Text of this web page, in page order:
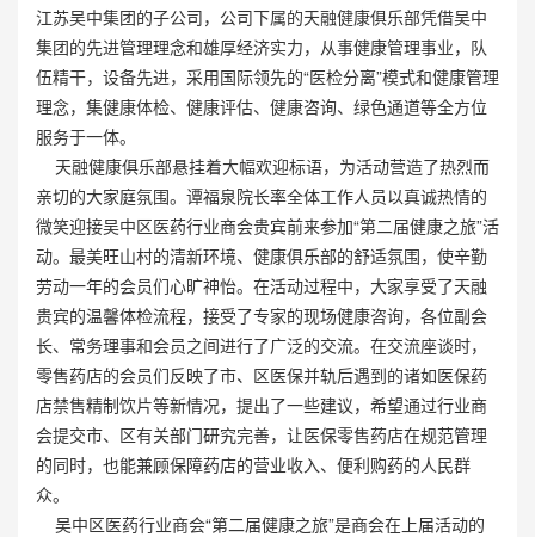
江苏吴中集团的子公司，公司下属的天融健康俱乐部凭借吴中
集团的先进管理理念和雄厚经济实力，从事健康管理事业，队
伍精干，设备先进，采用国际领先的“医检分离”模式和健康管理
理念，集健康体检、健康评估、健康咨询、绿色通道等全方位
服务于一体。
天融健康俱乐部悬挂着大幅欢迎标语，为活动营造了热烈而
亲切的大家庭氛围。谭福泉院长率全体工作人员以真诚热情的
微笑迎接吴中区医药行业商会贵宾前来参加“第二届健康之旅”活
动。最美旺山村的清新环境、健康俱乐部的舒适氛围，使辛勤
劳动一年的会员们心旷神怡。在活动过程中，大家享受了天融
贵宾的温馨体检流程，接受了专家的现场健康咨询，各位副会
长、常务理事和会员之间进行了广泛的交流。在交流座谈时，
零售药店的会员们反映了市、区医保并轨后遇到的诸如医保药
店禁售精制饮片等新情况，提出了一些建议，希望通过行业商
会提交市、区有关部门研究完善，让医保零售药店在规范管理
的同时，也能兼顾保障药店的营业收入、便利购药的人民群
众。
吴中区医药行业商会“第二届健康之旅”是商会在上届活动的